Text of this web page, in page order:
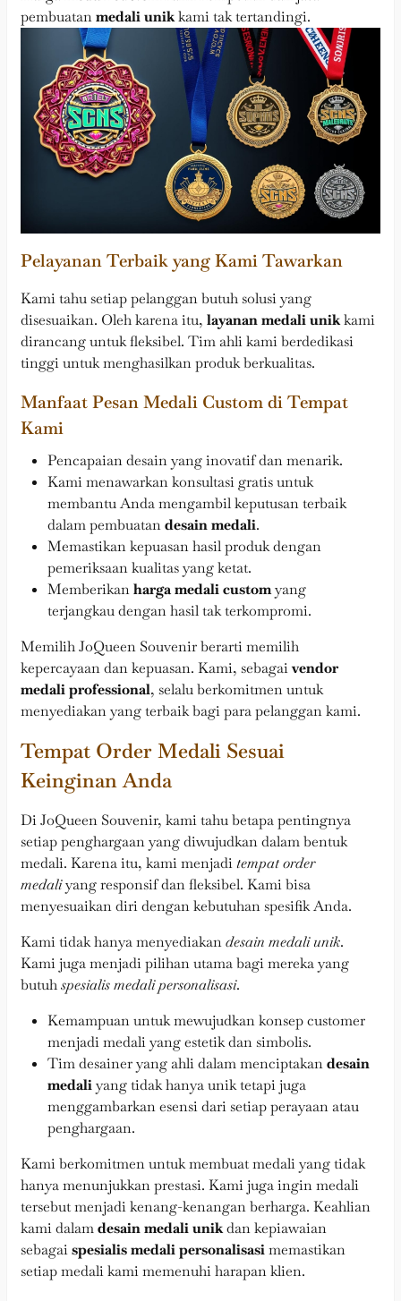
pembuatanmedali unikkami tak tertandingi.
Pelayanan Terbaik yang Kami Tawarkan
Kami tahu setiap pelanggan butuh solusi yang
disesuaikan. Oleh karena itu, layanan medali unikkami
dirancang untuk fleksibel. Tim ahli kami berdedikasi
tinggi untuk menghasilkan produk berkualitas.
Manfaat Pesan Medali Custom di Tempat
Kami
Pencapaian desain yang inovatif dan menarik.
Kami menawarkan konsultasi gratis untuk
membantu Anda mengambil keputusan terbaik
dalam pembuatandesain medali.
Memastikan kepuasan hasil produk dengan
pemeriksaan kualitas yang ketat.
Memberikanharga medali customyang
terjangkau dengan hasil tak terkompromi.
Memilih JoQueen Souvenir berarti memilih
kepercayaan dan kepuasan. Kami, sebagaivendor
medali professional, selalu berkomitmen untuk
menyediakan yang terbaik bagi para pelanggan kami.
Tempat Order Medali Sesuai
Keinginan Anda
Di JoQueen Souvenir, kami tahu betapa pentingnya
setiap penghargaan yang diwujudkan dalam bentuk
medali. Karena itu, kami menjaditempat order
medaliyang responsif dan fleksibel. Kami bisa
menyesuaikan diri dengan kebutuhan spesifik Anda.
Kami tidak hanya menyediakandesain medali unik.
Kami juga menjadi pilihan utama bagi mereka yang
butuhspesialis medali personalisasi.
Kemampuan untuk mewujudkan konsep customer
menjadi medali yang estetik dan simbolis.
Tim desainer yang ahli dalam menciptakandesain
medaliyang tidak hanya unik tetapi juga
menggambarkan esensi dari setiap perayaan atau
penghargaan.
Kami berkomitmen untuk membuat medali yang tidak
hanya menunjukkan prestasi. Kami juga ingin medali
tersebut menjadi kenang-kenangan berharga. Keahlian
kami dalamdesain medali unikdan kepiawaian
sebagaispesialis medali personalisasimemastikan
setiap medali kami memenuhi harapan klien.